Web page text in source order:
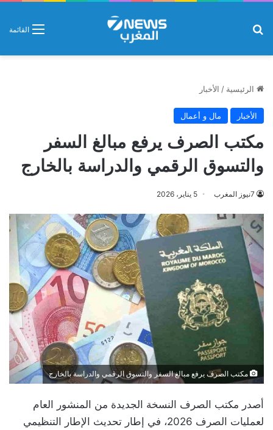
القائمة
الرئيسية / الأخبار
الأخبار مال و أعمال
مكتب الصرف يرفع مبالغ السفر
والتسوق الرقمي والدراسة بالخارج
7نيوز المغرب 5 يناير، 2026
مكتب الصرف يرفع مبالغ السفر والتسوق الرقمي والدراسة بالخارج
أصدر مكتب الصرف النسخة الجديدة من المنشور العام
لعمليات الصرف 2026، في إطار تحديث الإطار التنظيمي